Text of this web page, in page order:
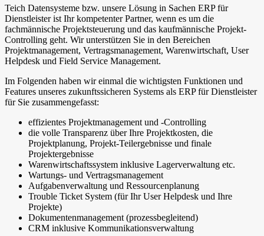
Teich Datensysteme bzw. unsere Lösung in Sachen ERP für
Dienstleister ist Ihr kompetenter Partner, wenn es um die
fachmännische Projektsteuerung und das kaufmännische Projekt-
Controlling geht. Wir unterstützen Sie in den Bereichen
Projektmanagement, Vertragsmanagement, Warenwirtschaft, User
Helpdesk und Field Service Management.
Im Folgenden haben wir einmal die wichtigsten Funktionen und
Features unseres zukunftssicheren Systems als ERP für Dienstleister
für Sie zusammengefasst:
effizientes Projektmanagement und -Controlling
die volle Transparenz über Ihre Projektkosten, die
Projektplanung, Projekt-Teilergebnisse und finale
Projektergebnisse
Warenwirtschaftssystem inklusive Lagerverwaltung etc.
Wartungs- und Vertragsmanagement
Aufgabenverwaltung und Ressourcenplanung
Trouble Ticket System (für Ihr User Helpdesk und Ihre
Projekte)
Dokumentenmanagement (prozessbegleitend)
CRM inklusive Kommunikationsverwaltung